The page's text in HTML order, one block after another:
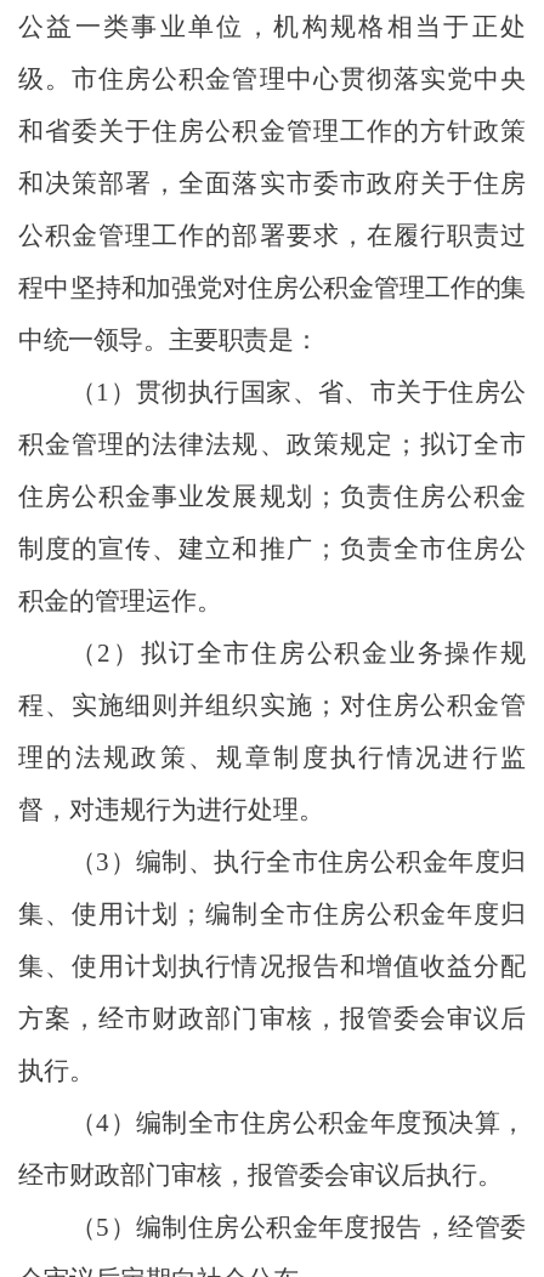
公益一类事业单位，机构规格相当于正处
级。市住房公积金管理中心贯彻落实党中央
和省委关于住房公积金管理工作的方针政策
和决策部署，全面落实市委市政府关于住房
公积金管理工作的部署要求，在履行职责过
程中坚持和加强党对住房公积金管理工作的集
中统一领导。主要职责是：
（ 1 ） 贯彻执行国家、省、市关于住房公
积金管理的法律法规、政策规定；拟订全市
住房公积金事业发展规划；负责住房公积金
制度的宣传、建立和推广；负责全市住房公
积金的管理运作。
（ 2 ） 拟订全市住房公积金业务操作规
程、实施细则并组织实施；对住房公积金管
理的法规政策、规章制度执行情况进行监
督，对违规行为进行处理。
（3 ） 编制、执行全市住房公积金年度归
集、使用计划；编制全市住房公积金年度归
集、使用计划执行情况报告和增值收益分配
方案，经市财政部门审核，报管委会审议后
执行。
（4） 编制全市住房公积金年度预决算，
经市财政部门审核，报管委会审议后执行。
（5 ） 编制住房公积金年度报告，经管委